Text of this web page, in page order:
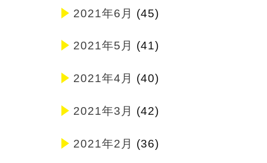
2021年6月 (45)
2021年5月 (41)
2021年4月 (40)
2021年3月 (42)
2021年2月 (36)